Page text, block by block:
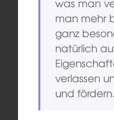
man mehr
ganz
natürlich
verlassen
und fördern.